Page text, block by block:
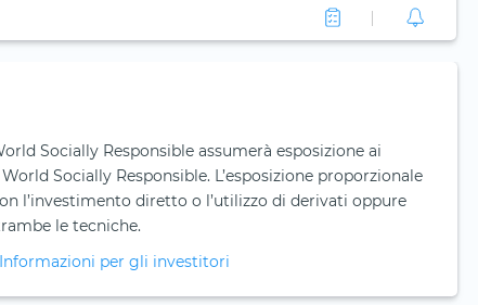
Socially Responsible assumerà esposizione ai
Socially Responsible. L’esposizione proporzionale
l’investimento diretto o l’utilizzo di derivati oppure
le tecniche.
Informazioni per gli investitori